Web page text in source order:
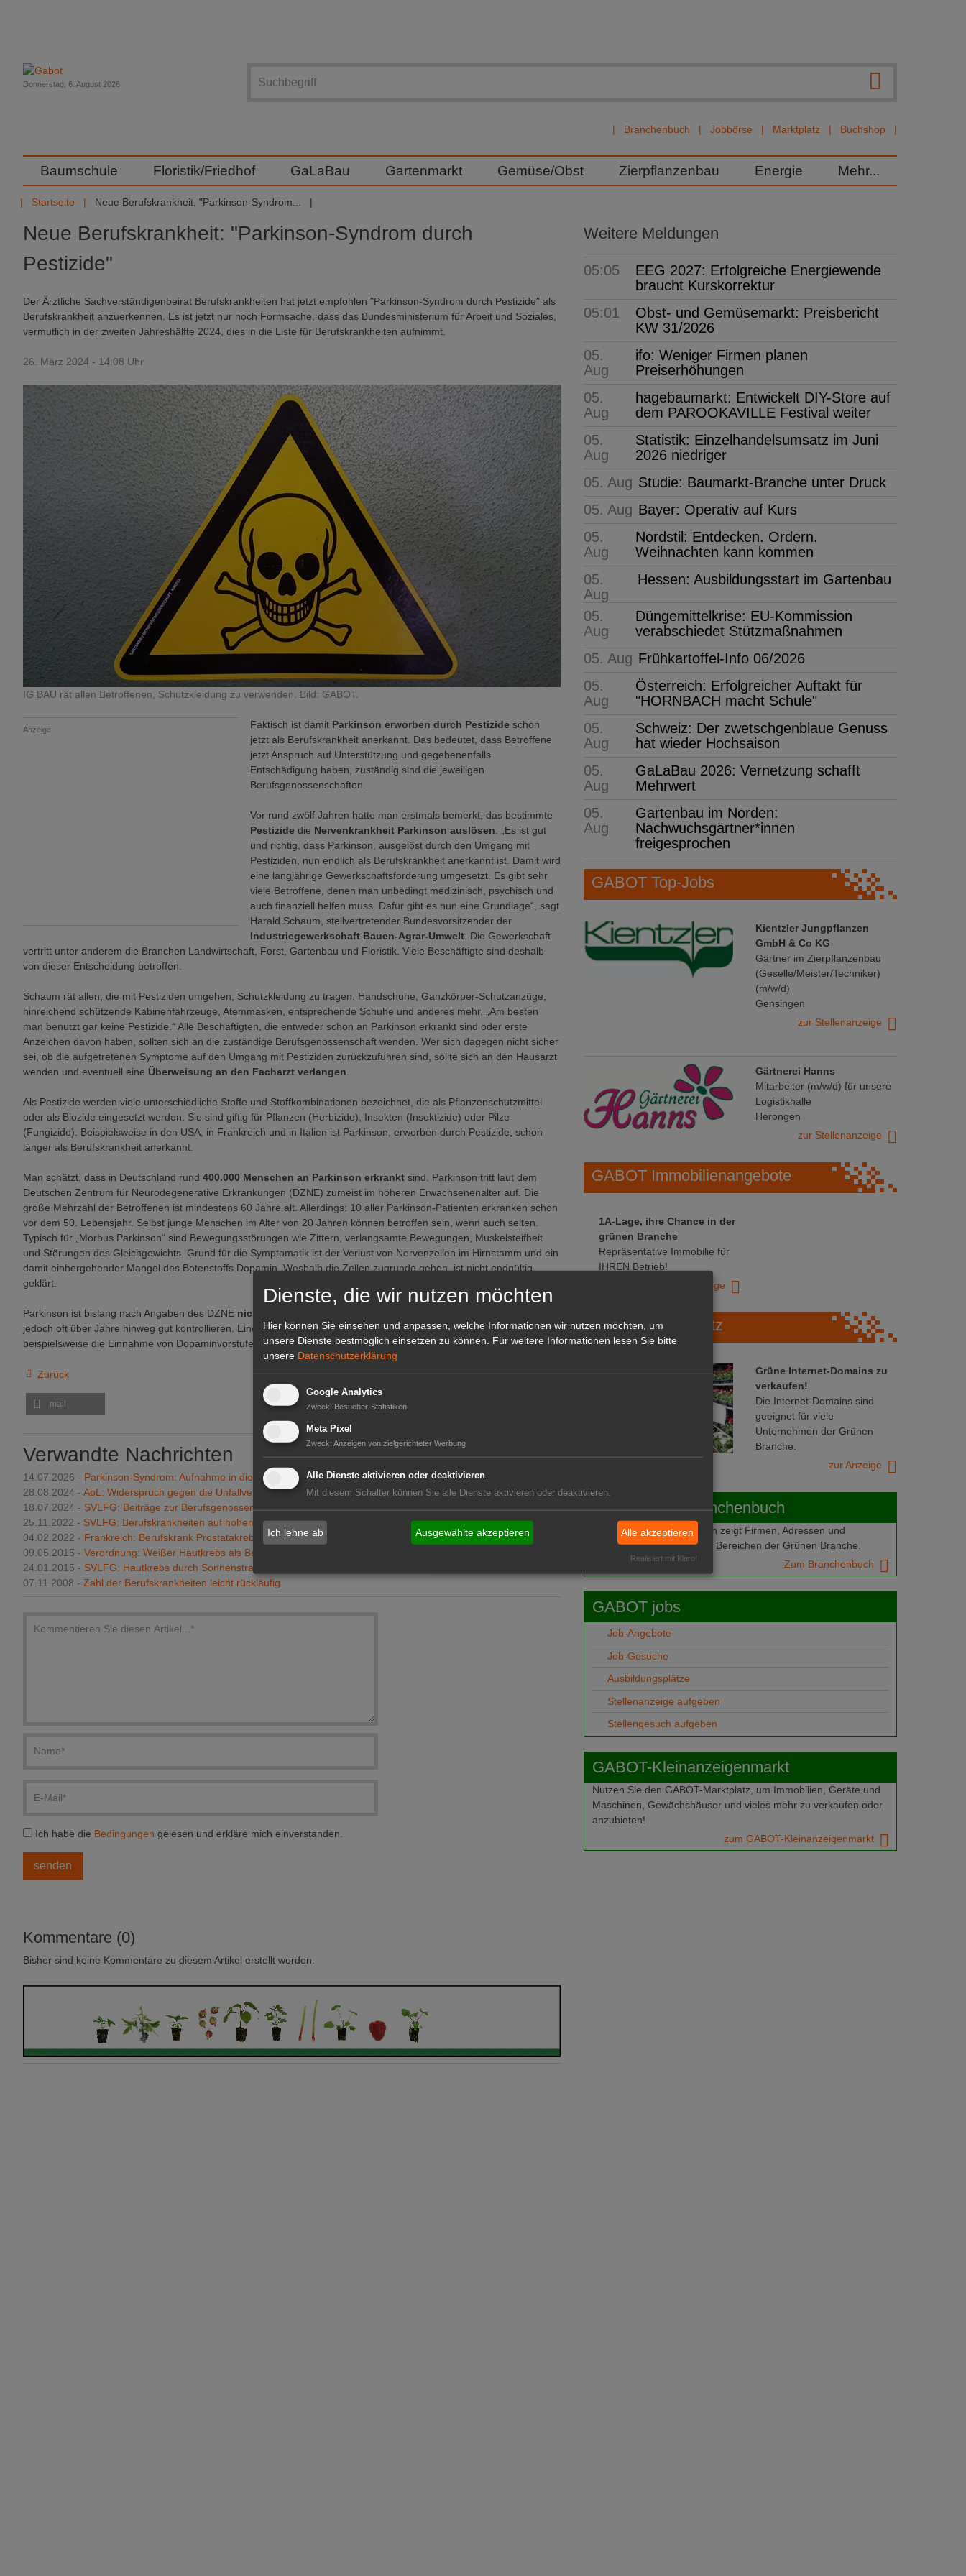
Branchenbuch Jobbörse Marktplatz Buchshop
Donnerstag, 6. August 2026
Baumschule Floristik/Friedhof GaLaBau Gartenmarkt Gemüse/Obst Zierpflanzenbau Energie Mehr...
Startseite Neue Berufskrankheit: "Parkinson-Syndrom...
Neue Berufskrankheit: "Parkinson-Syndrom durch
Pestizide"
Der Ärztliche Sachverständigenbeirat Berufskrankheiten hat jetzt empfohlen "Parkinson-Syndrom durch Pestizide" als
Berufskrankheit anzuerkennen. Es ist jetzt nur noch Formsache, dass das Bundesministerium für Arbeit und Soziales,
vermutlich in der zweiten Jahreshälfte 2024, dies in die Liste für Berufskrankheiten aufnimmt.
26. März 2024 - 14:08 Uhr
IG BAU rät allen Betroffenen, Schutzkleidung zu verwenden. Bild: GABOT.
Anzeige Faktisch ist damit Parkinson erworben durch Pestizide schon
jetzt als Berufskrankheit anerkannt. Das bedeutet, dass Betroffene
jetzt Anspruch auf Unterstützung und gegebenenfalls
Entschädigung haben, zuständig sind die jeweiligen
Berufsgenossenschaften.
Vor rund zwölf Jahren hatte man erstmals bemerkt, das bestimmte
Pestizide die Nervenkrankheit Parkinson auslösen . „Es ist gut
und richtig, dass Parkinson, ausgelöst durch den Umgang mit
Pestiziden, nun endlich als Berufskrankheit anerkannt ist. Damit wird
eine langjährige Gewerkschaftsforderung umgesetzt. Es gibt sehr
viele Betroffene, denen man unbedingt medizinisch, psychisch und
auch finanziell helfen muss. Dafür gibt es nun eine Grundlage“, sagt
Harald Schaum, stellvertretender Bundesvorsitzender der
Industriegewerkschaft Bauen-Agrar-Umwelt . Die Gewerkschaft
vertritt unter anderem die Branchen Landwirtschaft, Forst, Gartenbau und Floristik. Viele Beschäftigte sind deshalb
von dieser Entscheidung betroffen.
Schaum rät allen, die mit Pestiziden umgehen, Schutzkleidung zu tragen: Handschuhe, Ganzkörper-Schutzanzüge,
hinreichend schützende Kabinenfahrzeuge, Atemmasken, entsprechende Schuhe und anderes mehr. „Am besten
man benutzt gar keine Pestizide.“ Alle Beschäftigten, die entweder schon an Parkinson erkrankt sind oder erste
Anzeichen davon haben, sollten sich an die zuständige Berufsgenossenschaft wenden. Wer sich dagegen nicht sicher
sei, ob die aufgetretenen Symptome auf den Umgang mit Pestiziden zurückzuführen sind, sollte sich an den Hausarzt
wenden und eventuell eine Überweisung an den Facharzt verlangen
Als Pestizide werden viele unterschiedliche Stoffe und Stoffkombinationen bezeichnet, die als Pflanzenschutzmittel
oder als Biozide eingesetzt werden. Sie sind giftig für Pflanzen (Herbizide), Insekten (Insektizide) oder Pilze
(Fungizide). Beispielsweise in den USA, in Frankreich und in Italien ist Parkinson, erworben durch Pestizide, schon
länger als Berufskrankheit anerkannt.
Man schätzt, dass in Deutschland rund 400.000 Menschen an Parkinson erkrankt sind. Parkinson tritt laut dem
Deutschen Zentrum für Neurodegenerative Erkrankungen (DZNE) zumeist im höheren Erwachsenenalter auf. Die
große Mehrzahl der Betroffenen ist mindestens 60 Jahre alt. Allerdings: 10 aller Parkinson-Patienten erkranken schon
vor dem 50. Lebensjahr. Selbst junge Menschen im Alter von 20 Jahren können betroffen sein, wenn auch selten.
Typisch für „Morbus Parkinson“ sind Bewegungsstörungen wie Zittern, verlangsamte Bewegungen, Muskelsteifheit
und Störungen des Gleichgewichts. Grund für die Symptomatik ist der Verlust von Nervenzellen im Hirnstamm und ein
damit einhergehender Mangel des Botenstoffs Dopamin. Weshalb die Zellen zugrunde gehen, ist nicht endgültig
geklärt.
Parkinson ist bislang nach Angaben des DZNE nicht heilbar
jedoch oft über Jahre hinweg gut kontrollieren. Eine wichtige Rolle spielt die medikamentöse Behandlung,
beispielsweise die Einnahme von Dopaminvorstufen.
Zurück
mail
Verwandte Nachrichten
14.07.2026 - Parkinson-Syndrom: Aufnahme in die Berufskrankheiten-Liste steht bevor
28.08.2024 - AbL: Widerspruch gegen die Unfallversicherungsbeitragsbescheide
18.07.2024 - SVLFG: Beiträge zur Berufsgenossenschaft steigen
25.11.2022 - SVLFG: Berufskrankheiten auf hohem Niveau
04.02.2022 - Frankreich: Berufskrank Prostatakrebs
09.05.2015 - Verordnung: Weißer Hautkrebs als Berufskrankheit anerkannt
24.01.2015 - SVLFG: Hautkrebs durch Sonnenstrahlung kann Berufskrankheit sein
07.11.2008 - Zahl der Berufskrankheiten leicht rückläufig
Ich habe die Bedingungen gelesen und erkläre mich einverstanden.
Kommentare (0)
Bisher sind keine Kommentare zu diesem Artikel erstellt worden.
Weitere Meldungen
05:05
EEG 2027: Erfolgreiche Energiewende
braucht Kurskorrektur
05:01
Obst- und Gemüsemarkt: Preisbericht
KW 31/2026
05.
Aug
ifo: Weniger Firmen planen
Preiserhöhungen
05.
Aug
hagebaumarkt: Entwickelt DIY-Store auf
dem PAROOKAVILLE Festival weiter
05.
Aug
Statistik: Einzelhandelsumsatz im Juni
2026 niedriger
05. Aug Studie: Baumarkt-Branche unter Druck
05. Aug Bayer: Operativ auf Kurs
05.
Aug
Nordstil: Entdecken. Ordern.
Weihnachten kann kommen
05.
Aug
Hessen: Ausbildungsstart im Gartenbau
05.
Aug
Düngemittelkrise: EU-Kommission
verabschiedet Stützmaßnahmen
05. Aug Frühkartoffel-Info 06/2026
05.
Aug
Österreich: Erfolgreicher Auftakt für
"HORNBACH macht Schule"
05.
Aug
Schweiz: Der zwetschgenblaue Genuss
hat wieder Hochsaison
05.
Aug
GaLaBau 2026: Vernetzung schafft
Mehrwert
05.
Aug
Gartenbau im Norden:
Nachwuchsgärtner*innen
freigesprochen
GABOT Top-Jobs
Kientzler Jungpflanzen
GmbH & Co KG
Gärtner im Zierpflanzenbau
(Geselle/Meister/Techniker)
(m/w/d)
Gensingen
zur Stellenanzeige
Gärtnerei Hanns
Mitarbeiter (m/w/d) für unsere
Logistikhalle
Herongen
zur Stellenanzeige
GABOT Immobilienangebote
1A-Lage, ihre Chance in der
grünen Branche
Repräsentative Immobilie für
IHREN Betrieb!
zur Anzeige
GABOT Marktplatz
Grüne Internet-Domains zu
verkaufen!
Die Internet-Domains sind
geeignet für viele
Unternehmen der Grünen
Branche.
zur Anzeige
Das GABOT-Branchenbuch
Das GABOT-Branchenbuch zeigt Firmen, Adressen und
Telefonnummern aus allen Bereichen der Grünen Branche.
Zum Branchenbuch
GABOT jobs
Job-Angebote
Job-Gesuche
Ausbildungsplätze
Stellenanzeige aufgeben
Stellengesuch aufgeben
GABOT-Kleinanzeigenmarkt
Nutzen Sie den GABOT-Marktplatz, um Immobilien, Geräte und
Maschinen, Gewächshäuser und vieles mehr zu verkaufen oder
anzubieten!
zum GABOT-Kleinanzeigenmarkt
Dienste, die wir nutzen möchten
Hier können Sie einsehen und anpassen, welche Informationen wir nutzen möchten, um
unsere Dienste bestmöglich einsetzen zu können.
Für weitere Informationen lesen Sie bitte
unsere Datenschutzerklärung
Google Analytics
Zweck: Besucher-Statistiken
Meta Pixel
Zweck: Anzeigen von zielgerichteter Werbung
Alle Dienste aktivieren oder deaktivieren
Mit diesem Schalter können Sie alle Dienste aktivieren oder deaktivieren.
Ich lehne ab Ausgewählte akzeptieren Alle akzeptieren
Realisiert mit Klaro!